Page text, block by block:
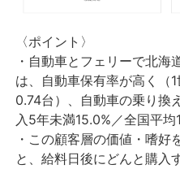
〈ポイント〉
・自動車とフェリーで北海
は、自動車保有率が高く（
0.74台）、自動車の乗り換
入5年未満15.0%／全国平均
・この顧客層の価値・嗜好
と、給料日後にどんと購入